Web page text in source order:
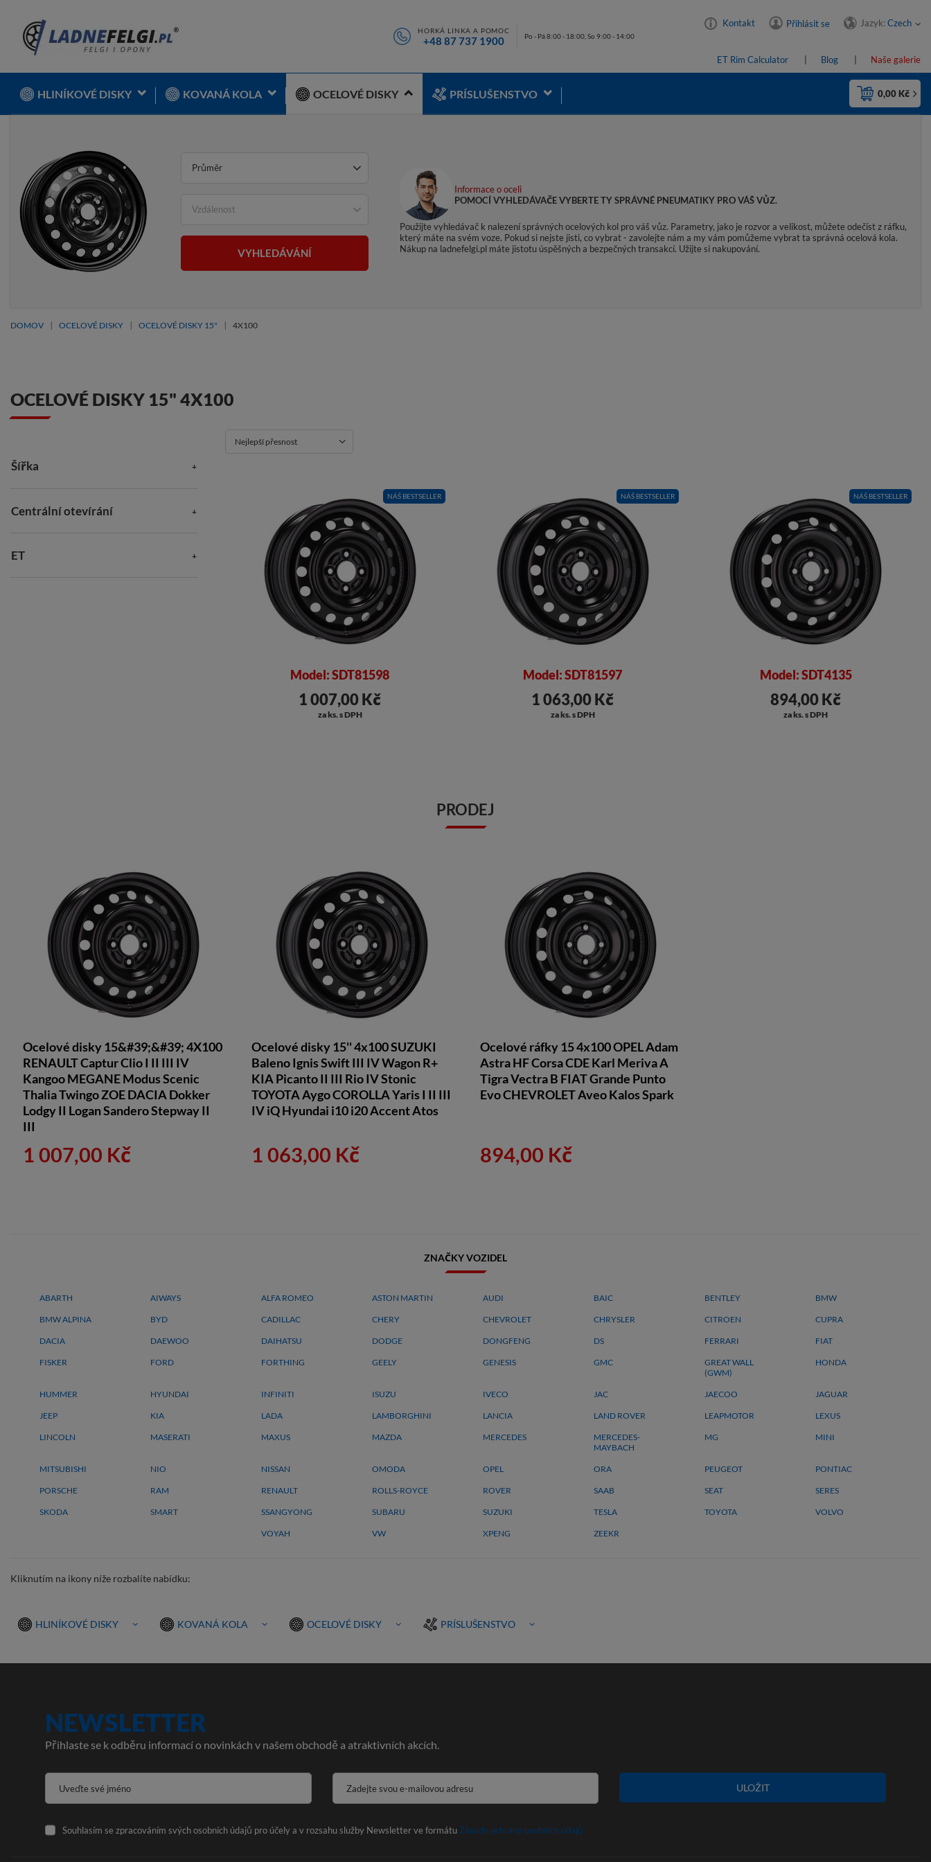
HORKÁ LINKA A POMOC
+48 87 737 1900 Po - Pá 8:00 - 18:00, So 9:00 - 14:00
Kontakt Přihlásit se Jazyk: Czech
ET Rim Calculator Blog Naše galerie
0,00 Kč
HLINÍKOVÉ DISKY KOVANÁ KOLA OCELOVÉ DISKY PRÍSLUŠENSTVO
Průměr
Vzdálenost
VYHLEDÁVÁNÍ
Informace o oceli
POMOCÍ VYHLEDÁVAČE VYBERTE TY SPRÁVNÉ PNEUMATIKY PRO VÁŠ VŮZ.
Použijte vyhledávač k nalezení správných ocelových kol pro váš vůz. Parametry, jako je rozvor a velikost, můžete odečíst z ráfku,
který máte na svém voze. Pokud si nejste jisti, co vybrat - zavolejte nám a my vám pomůžeme vybrat ta správná ocelová kola.
Nákup na ladnefelgi.pl máte jistotu úspěšných a bezpečných transakcí. Užijte si nakupování.
DOMOV OCELOVÉ DISKY OCELOVÉ DISKY 15" 4X100
OCELOVÉ DISKY 15" 4X100
Šířka
Centrální otevírání
ET
Nejlepší přesnost
NÁŠ BESTSELLER
Model: SDT81598
1 007,00 Kč
za ks. s DPH
NÁŠ BESTSELLER
Model: SDT81597
1 063,00 Kč
za ks. s DPH
NÁŠ BESTSELLER
Model: SDT4135
894,00 Kč
za ks. s DPH
PRODEJ
Ocelové disky 15&#39;&#39; 4X100
RENAULT Captur Clio I II III IV
Kangoo MEGANE Modus Scenic
Thalia Twingo ZOE DACIA Dokker
Lodgy II Logan Sandero Stepway II
III
1 007,00 Kč
Ocelové disky 15'' 4x100 SUZUKI
Baleno Ignis Swift III IV Wagon R+
KIA Picanto II III Rio IV Stonic
TOYOTA Aygo COROLLA Yaris I II III
IV iQ Hyundai i10 i20 Accent Atos
1 063,00 Kč
Ocelové ráfky 15 4x100 OPEL Adam
Astra HF Corsa CDE Karl Meriva A
Tigra Vectra B FIAT Grande Punto
Evo CHEVROLET Aveo Kalos Spark
894,00 Kč
ZNAČKY VOZIDEL
ABARTH AIWAYS ALFA ROMEO ASTON MARTIN AUDI BAIC BENTLEY BMW
BMW ALPINA BYD CADILLAC CHERY CHEVROLET CHRYSLER CITROEN CUPRA
DACIA DAEWOO DAIHATSU DODGE DONGFENG DS FERRARI FIAT
FISKER FORD FORTHING GEELY GENESIS GMC
GREAT WALL
(GWM)
HONDA
HUMMER HYUNDAI INFINITI ISUZU IVECO JAC JAECOO JAGUAR
JEEP KIA LADA LAMBORGHINI LANCIA LAND ROVER LEAPMOTOR LEXUS
LINCOLN MASERATI MAXUS MAZDA MERCEDES
MERCEDES-
MAYBACH
MG MINI
MITSUBISHI NIO NISSAN OMODA OPEL ORA PEUGEOT PONTIAC
PORSCHE RAM RENAULT ROLLS-ROYCE ROVER SAAB SEAT SERES
SKODA SMART SSANGYONG SUBARU SUZUKI TESLA TOYOTA VOLVO
VOYAH VW XPENG ZEEKR
Kliknutím na ikony níže rozbalíte nabídku:
HLINÍKOVÉ DISKY KOVANÁ KOLA OCELOVÉ DISKY PRÍSLUŠENSTVO
NEWSLETTER
Přihlaste se k odběru informací o novinkách v našem obchodě a atraktivních akcích.
Uveďte své jméno Zadejte svou e-mailovou adresu
Souhlasím se zpracováním svých osobních údajů pro účely a v rozsahu služby Newsletter ve formátu Zásady ochrany osobních údajů
ULOŽIT